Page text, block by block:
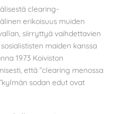
clearing-
erikoisuus muiden
siirryttyä vaihdettavien
maiden kanssa
1973 Koiviston
että ”clearing menossa
sodan edut ovat